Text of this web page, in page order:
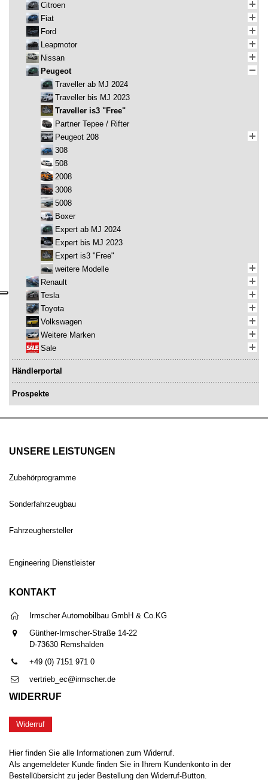
Citroen
Fiat
Ford
Leapmotor
Nissan
Peugeot
Traveller ab MJ 2024
Traveller bis MJ 2023
Traveller is3 "Free"
Partner Tepee / Rifter
Peugeot 208
308
508
2008
3008
5008
Boxer
Expert ab MJ 2024
Expert bis MJ 2023
Expert is3 "Free"
weitere Modelle
Renault
Tesla
Toyota
Volkswagen
Weitere Marken
Sale
Händlerportal
Prospekte
UNSERE LEISTUNGEN
Zubehörprogramme
Sonderfahrzeugbau
Fahrzeughersteller
Engineering Dienstleister
KONTAKT
Irmscher Automobilbau GmbH & Co.KG
Günther-Irmscher-Straße 14-22
D-73630 Remshalden
+49 (0) 7151 971 0
vertrieb_ec@irmscher.de
WIDERRUF
Widerruf
Hier finden Sie alle Informationen zum Widerruf.
Als angemeldeter Kunde finden Sie in Ihrem Kundenkonto in der
Bestellübersicht zu jeder Bestellung den Widerruf-Button.